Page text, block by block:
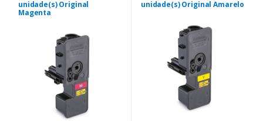
unidade(s) Original
Magenta
unidade(s) Original Amarelo